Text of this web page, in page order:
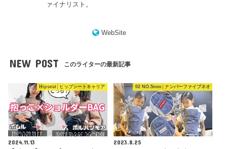
ァイナリスト。
WebSite
NEW POST このライターの最新記事
Hipseat│ヒップシートキャリア
2024.11.13
02 NO.5neo│ナンバーファイブネオ
2023.8.25